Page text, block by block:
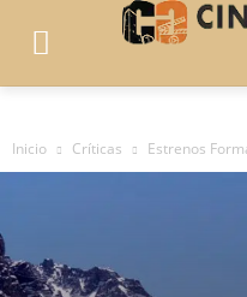
Inicio Críticas Estrenos